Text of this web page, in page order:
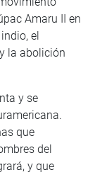
Amaru II en
el
la abolición
y se
que
del
y que